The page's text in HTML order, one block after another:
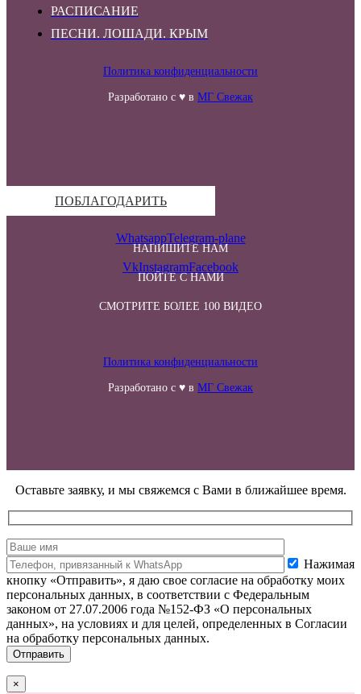
РАСПИСАНИЕ
ПЕСНИ. ЛОШАДИ. КРЫМ
Политика конфиденциальности
Разработано с ♥ в МГ Свежак
ПОБЛАГОДАРИТЬ
НАПИШИТЕ НАМ
WhatsappTelegram-plane
ПОЙТЕ С НАМИ
VkInstagramFacebook
СМОТРИТЕ БОЛЕЕ 100 ВИДЕО
Политика конфиденциальности
Разработано с ♥ в МГ Свежак
Оставьте заявку, и мы свяжемся с Вами в ближайшее время.
Нажимая
кнопку «Отправить», я даю свое согласие на обработку моих
персональных данных, в соответствии с Федеральным
законом от 27.07.2006 года №152-ФЗ «О персональных
данных», на условиях и для целей, определенных в Согласии
на обработку персональных данных.
×